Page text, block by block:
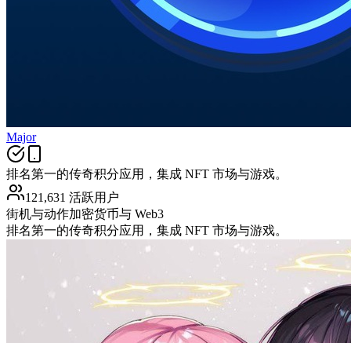
Major
排名第一的传奇积分应用，集成 NFT 市场与游戏。
121,631 活跃用户
街机与动作加密货币与 Web3
排名第一的传奇积分应用，集成 NFT 市场与游戏。